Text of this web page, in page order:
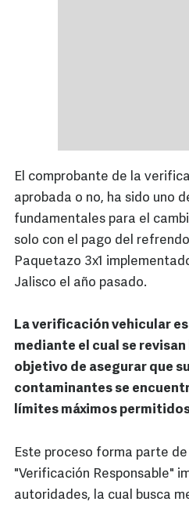
El comprobante de la
aprobada o no, ha sido uno
fundamentales para el
solo con el pago del
Paquetazo 3x1
Jalisco el año pasado.
La verificación vehicular
mediante el cual se
objetivo de asegurar que
contaminantes se
límites máximos
Este proceso forma parte
"Verificación Responsable"
autoridades, la cual busca